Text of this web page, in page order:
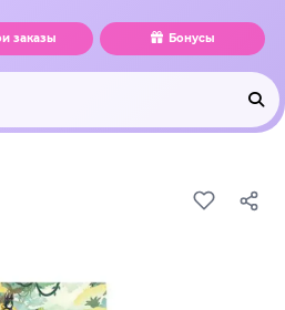
заказы Бонусы